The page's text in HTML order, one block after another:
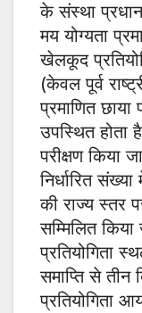
के संस्था प्रधान
मय योग्यता
खेलकूद
(केवल पूर्व
प्रमाणित
उपस्थित होता
परीक्षण किया
निर्धारित संख्या
की राज्य स्तर
सम्मिलित
प्रतियोगिता
समाप्ति से तीन
प्रतियोगिता